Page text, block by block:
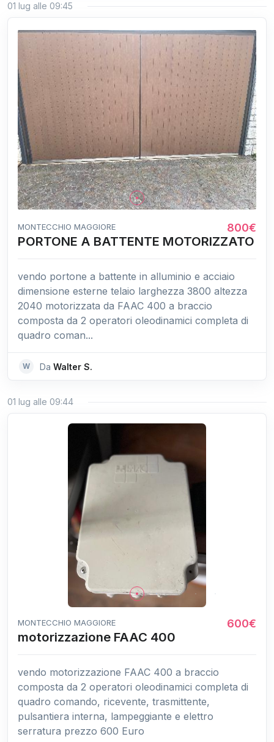
01 lug alle 09:45
MONTECCHIO MAGGIORE 800€
PORTONE A BATTENTE MOTORIZZATO
vendo portone a battente in alluminio e acciaio
dimensione esterne telaio larghezza 3800 altezza
2040 motorizzata da FAAC 400 a braccio
composta da 2 operatori oleodinamici completa di
quadro coman...
W Da Walter S.
01 lug alle 09:44
MONTECCHIO MAGGIORE 600€
motorizzazione FAAC 400
vendo motorizzazione FAAC 400 a braccio
composta da 2 operatori oleodinamici completa di
quadro comando, ricevente, trasmittente,
pulsantiera interna, lampeggiante e elettro
serratura prezzo 600 Euro